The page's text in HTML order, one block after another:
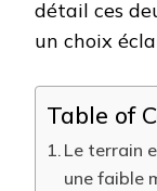
détail ces
un choix
Table of
Le terrain
une faible